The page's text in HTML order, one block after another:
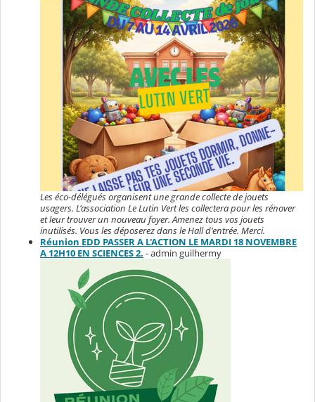
Les éco-délégués organisent une grande collecte de jouets
usagers. L'association Le Lutin Vert les collectera pour les rénover
et leur trouver un nouveau foyer. Amenez tous vos jouets
inutilisés. Vous les déposerez dans le Hall d'entrée. Merci.
Réunion EDD PASSER A L'ACTION LE MARDI 18 NOVEMBRE
A 12H10 EN SCIENCES 2. - admin guilhermy